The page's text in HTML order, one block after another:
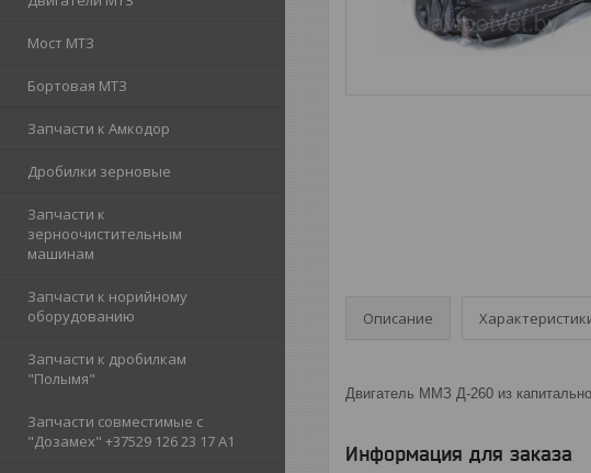
Мост МТЗ
Бортовая МТЗ
Запчасти к Амкодор
Дробилки зерновые
Запчасти к
зерноочистительным
машинам
Запчасти к норийному
оборудованию
Запчасти к дробилкам
"Полымя"
Запчасти совместимые с
"Дозамех" +37529 126 23 17 A1
Описание
Двигатель ММЗ Д-260 из
Информация для заказа